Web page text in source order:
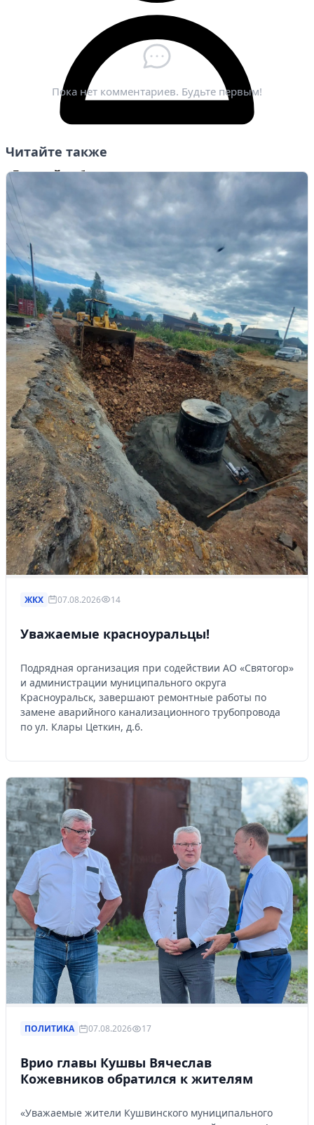
Личный кабинет
Управляйте объявлениями, отслеживайте
публикации и получайте сообщения
Войти или зарегистрироваться
Электронная почта
Пока нет комментариев. Будьте первым!
Читайте также
ЖКХ 07.08.2026 14
Уважаемые красноуральцы!
Подрядная организация при содействии АО «Святогор»
и администрации муниципального округа
Красноуральск, завершают ремонтные работы по
замене аварийного канализационного трубопровода
по ул. Клары Цеткин, д.6.
ПОЛИТИКА 07.08.2026 17
Врио главы Кушвы Вячеслав
Кожевников обратился к жителям
«Уважаемые жители Кушвинского муниципального